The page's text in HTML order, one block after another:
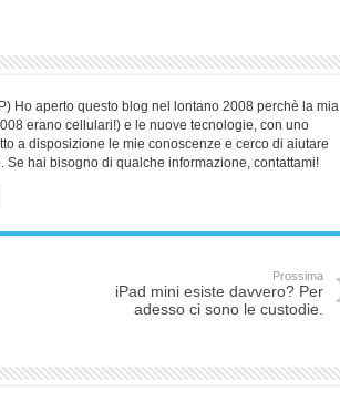
Ho aperto questo blog nel lontano 2008 perchè la mia
erano cellulari!) e le nuove tecnologie, con uno
a disposizione le mie conoscenze e cerco di aiutare
hai bisogno di qualche informazione, contattami!
Prossima
iPad mini esiste davvero? Per
adesso ci sono le custodie.